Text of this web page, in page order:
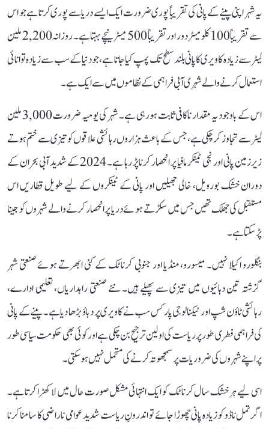
یہ شہر اپنی پینے کے پانی کی تقریباً پوری ضرورت ایک ایسے دریا سے پوری کرتا ہے جو اس
سے تقریباً 100 کلومیٹر دور اور تقریباً 500 میٹر نیچے بہتا ہے۔ روزانہ 2,200 ملین
لیٹر سے زیادہ کاویری کا پانی بلند سطح تک پمپ کیا جاتا ہے، جو دنیا کے سب سے زیادہ توانائی
استعمال کرنے والے شہری آبی فراہمی کے نظاموں میں سے ایک ہے۔
اس کے باوجود یہ مقدار ناکافی ثابت ہو رہی ہے۔ شہر کی یومیہ ضرورت 3,000 ملین
لیٹر سے تجاوز کر چکی ہے، جس کے باعث ہزاروں رہائشی علاقوں کو تیزی سے ختم ہوتے
زیرزمین پانی اور نجی ٹینکر مافیا پر انحصار کرنا پڑ رہا ہے۔ 2024 کے شدید آبی بحران کے
دوران خشک بورویل، خالی جھیلیں اور پانی کے ٹینکروں کے لیے طویل قطاریں اس
مستقبل کی جھلک تھیں جس میں سکڑتے ہوئے دریا پر انحصار کرنے والے شہروں کو جینا
پڑ سکتا ہے۔
بنگلورو اکیلا نہیں۔ میسورو، منڈیا اور جنوبی کرناٹک کے کئی ابھرتے ہوئے صنعتی شہر
گزشتہ تین دہائیوں میں تیزی سے پھیلے ہیں۔ نئے صنعتی راہداریاں، تعلیمی ادارے،
رہائشی ٹاؤن شپ اور ٹیکنالوجی پارکس سب نے کاویری پر دباؤ بڑھا دیا ہے۔ پینے کے پانی
کی فراہمی فطری طور پر ریاست کی اولین ترجیح بن چکی ہے اور کوئی بھی حکومت سیاسی طور
پر اپنے شہروں کی ضروریات پر سمجھوتہ کرنے کی متحمل نہیں ہو سکتی۔
اسی لیے ہر خشک سال کرناٹک کو ایک انتہائی مشکل صورت حال میں لا کھڑا کرتا ہے۔
اگر تمل ناڈو کو زیادہ پانی چھوڑا جائے تو اندرونِ ریاست شدید عوامی ناراضی کا سامنا کرنا